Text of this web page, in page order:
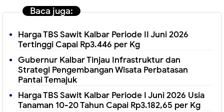
Baca juga:
Harga TBS Sawit Kalbar Periode II Juni 2026
Tertinggi Capai Rp3.446 per Kg
Gubernur Kalbar Tinjau Infrastruktur dan
Strategi Pengembangan Wisata Perbatasan
Pantai Temajuk
Harga TBS Sawit Kalbar Periode I Juni 2026 Usia
Tanaman 10-20 Tahun Capai Rp3.182,65 per Kg